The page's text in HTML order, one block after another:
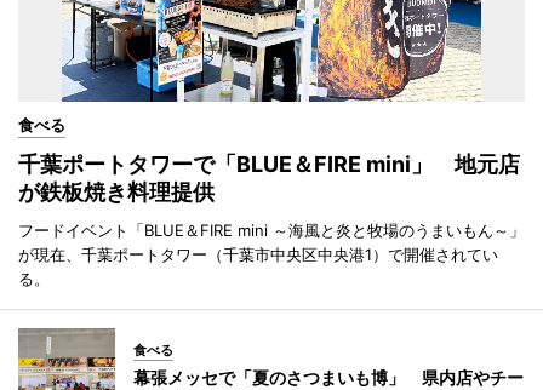
食べる
千葉ポートタワーで「BLUE＆FIRE mini」 地元店
が鉄板焼き料理提供
フードイベント「BLUE＆FIRE mini ～海風と炎と牧場のうまいもん～」
が現在、千葉ポートタワー（千葉市中央区中央港1）で開催されてい
る。
食べる
幕張メッセで「夏のさつまいも博」 県内店やチー